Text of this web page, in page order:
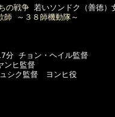
の戦争 若いソンドク（善徳）
師 ～３８師機動隊～
チョン・ヘイル監督
ヒ監督
監督　ヨンヒ役